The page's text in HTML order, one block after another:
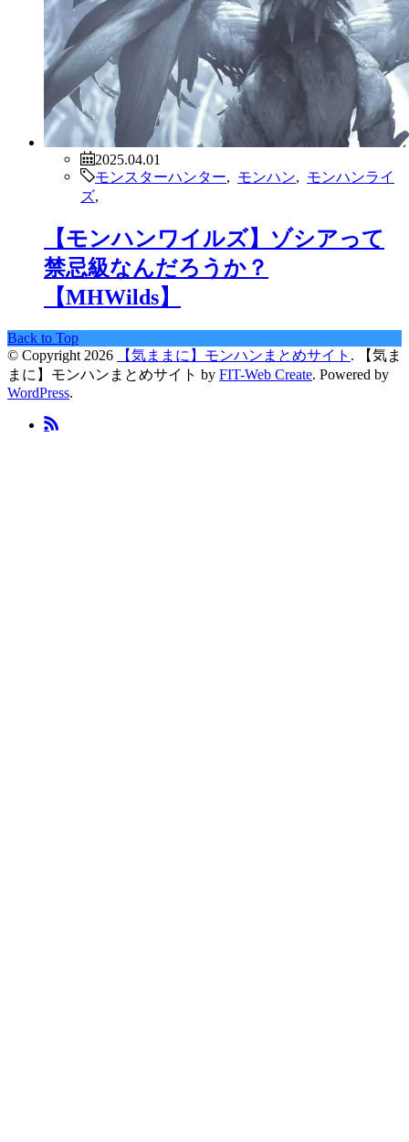
2025.04.01
モンスターハンター
モンハン
モンハンライ
ズ
【モンハンワイルズ】ゾシアって
禁忌級なんだろうか？
【MHWilds】
Back to Top
© Copyright 2026
【気ままに】モンハンまとめサイト .
【気ま
まに】モンハンまとめサイト by FIT-Web Create. Powered by
WordPress.